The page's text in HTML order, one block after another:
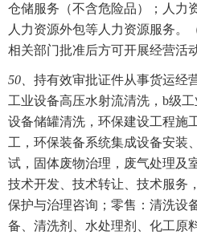
仓储服务（不含危险品）；人力
人力资源外包等人力资源服务。
相关部门批准后方可开展经营活动
50、 持有效审批证件从事货运经
工业设备高压水射流清洗，b级
设备储罐清洗，环保建设工程施
工，环保装备系统集成设备安装
试，固体废物治理，废气处理及
技术开发、技术转让、技术服务
保护与治理咨询；零售：清洗设
备、清洗剂、水处理剂、化工原